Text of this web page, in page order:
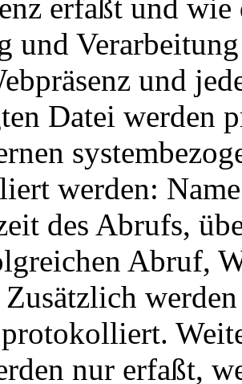
erfaßt und
und
und
Datei werden
werden:
des Abrufs,
Abruf,
nur erfaßt,